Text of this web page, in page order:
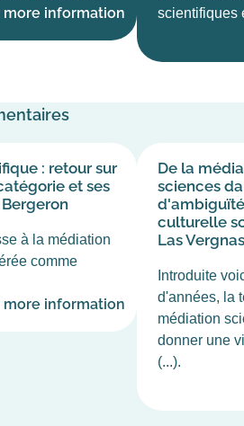
more information
scientifiques
: retour sur
et ses
à la médiation
comme
more information
De la
sciences
culturelle
Las
Introduite
d'années, la
médiation
donner une
(...).